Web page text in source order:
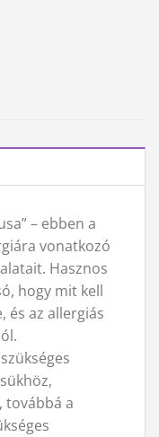
– ebben a
vonatkozó
Hasznos
hogy mit kell
és az allergiás
továbbá a